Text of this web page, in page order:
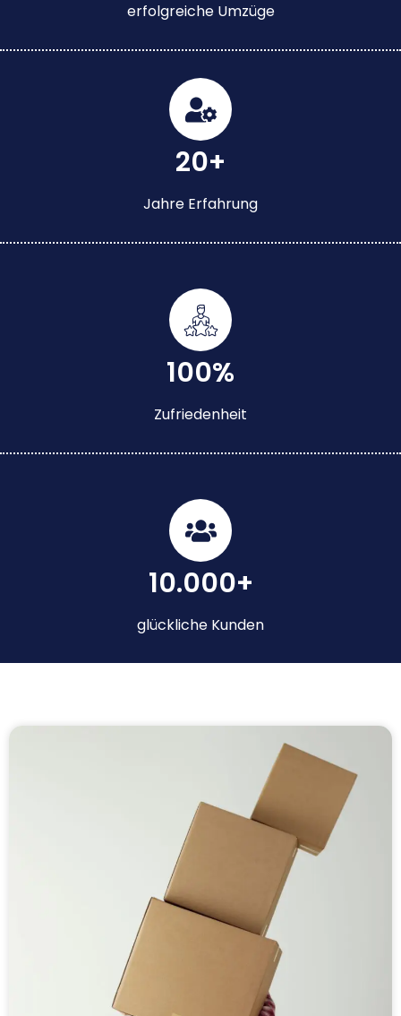
erfolgreiche Umzüge
20+
Jahre Erfahrung
100%
Zufriedenheit
10.000+
glückliche Kunden